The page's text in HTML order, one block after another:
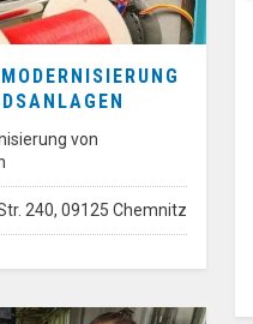
von
240, 09125 Chemnitz